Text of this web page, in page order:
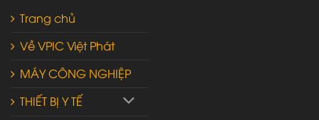
Trang chủ
Về VPIC Việt Phát
MÁY CÔNG NGHIỆP
THIẾT BỊ Y TẾ